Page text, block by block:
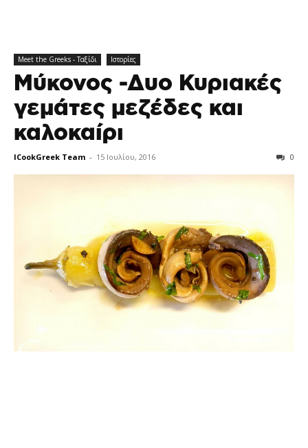
Meet the Greeks - Ταξίδι Ιστορίες
Μύκονος -Δυο Κυριακές
γεμάτες μεζέδες και
καλοκαίρι
ICookGreek Team - 15 Ιουλίου, 2016 0